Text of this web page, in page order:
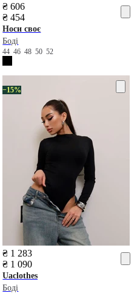
₴ 606
₴ 454
Носи своє
Боді
4446485052
−15%
₴ 1 283
₴ 1 090
Uaclothes
Боді